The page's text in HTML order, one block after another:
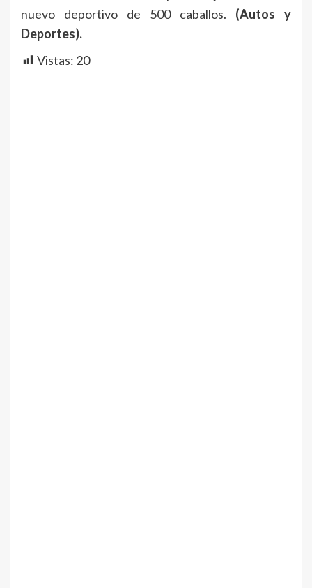
nuevo deportivo de 500 caballos. (Autos y
Deportes).
Vistas: 20